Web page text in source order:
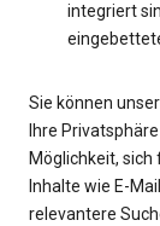
integriert
Sie können
Ihre
Möglichkeit,
Inhalte wie E-
relevantere